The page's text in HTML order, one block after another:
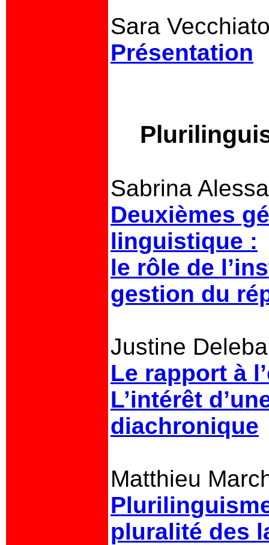
Sara
Présentation
Sabrina
Deuxièmes
linguistique :
le rôle de
gestion du
Justine
Le rapport à
L’intérêt
diachronique
Matthieu
pluralité des